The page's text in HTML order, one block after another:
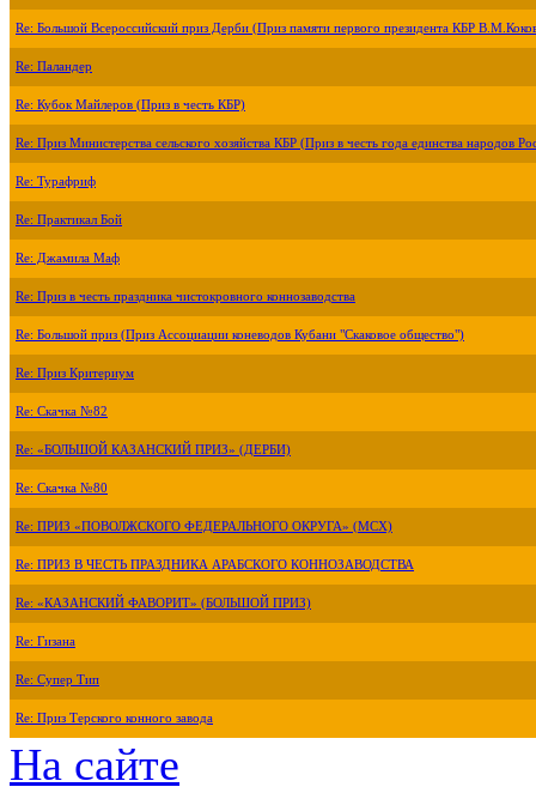
Re: Большой Всероссийский приз Дерби (Приз памяти первого президента КБР
Re: Паландер
Re: Кубок Майлеров (Приз в честь КБР)
Re: Приз Министерства сельского хозяйства КБР (Приз в честь года единства народов
Re: Турафриф
Re: Практикал Бой
Re: Джамила Маф
Re: Приз в честь праздника чистокровного коннозаводства
Re: Большой приз (Приз Ассоциации коневодов Кубани "Скаковое общество")
Re: Приз Критериум
Re: Скачка №82
Re: «БОЛЬШОЙ КАЗАНСКИЙ ПРИЗ» (ДЕРБИ)
Re: Скачка №80
Re: ПРИЗ «ПОВОЛЖСКОГО ФЕДЕРАЛЬНОГО ОКРУГА» (МСХ)
Re: ПРИЗ В ЧЕСТЬ ПРАЗДНИКА АРАБСКОГО КОННОЗАВОДСТВА
Re: «КАЗАНСКИЙ ФАВОРИТ» (БОЛЬШОЙ ПРИЗ)
Re: Гизана
Re: Супер Тип
Re: Приз Терского конного завода
На сайте